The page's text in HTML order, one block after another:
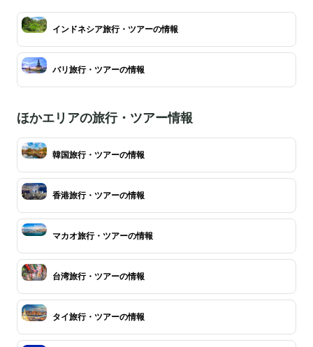
インドネシア旅行・ツアーの情報
バリ旅行・ツアーの情報
ほかエリアの旅行・ツアー情報
韓国旅行・ツアーの情報
香港旅行・ツアーの情報
マカオ旅行・ツアーの情報
台湾旅行・ツアーの情報
タイ旅行・ツアーの情報